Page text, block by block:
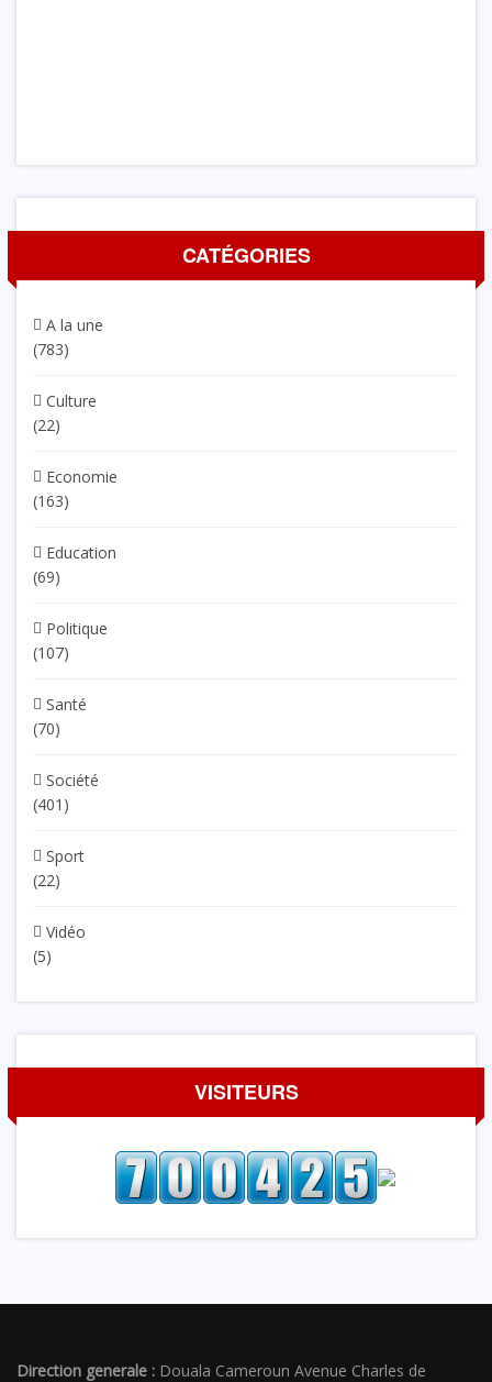
CATÉGORIES
A la une
(783)
Culture
(22)
Economie
(163)
Education
(69)
Politique
(107)
Santé
(70)
Société
(401)
Sport
(22)
Vidéo
(5)
VISITEURS
Direction generale : Douala Cameroun Avenue Charles de